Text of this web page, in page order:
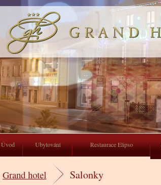
Grand Hotel
Grand hotel Salonky
Úvod Ubytování Restaurace Elipso